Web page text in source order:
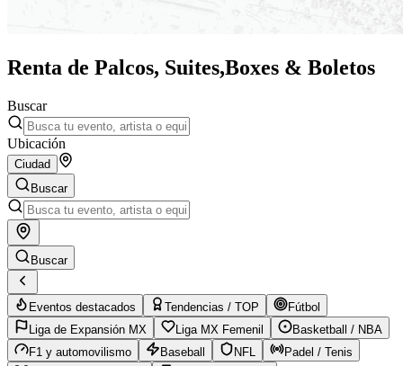
Renta de Palcos, Suites,Boxes & Boletos
Buscar
Ubicación
Ciudad
Buscar
Buscar
Eventos destacados Tendencias / TOP
Fútbol
Liga de Expansión MX
Liga MX Femenil
Basketball / NBA
F1 y automovilismo
Baseball NFL
Padel / Tenis